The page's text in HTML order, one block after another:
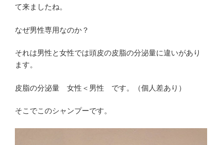
て来ましたね。
なぜ男性専用なのか？
それは男性と女性では頭皮の皮脂の分泌量に違いがあり
ます。
皮脂の分泌量 女性＜男性 です。（個人差あり）
そこでこのシャンプーです。